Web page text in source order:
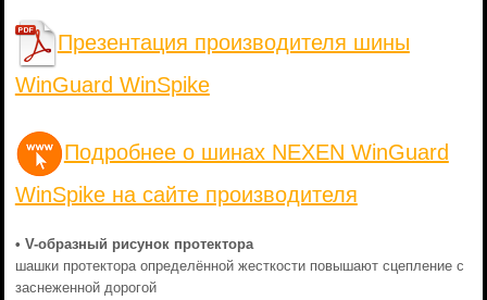
Презентация производителя шины
WinGuard WinSpike
Подробнее о шинах NEXEN WinGuard
WinSpike на сайте производителя
• V-образный рисунок протектора
шашки протектора определённой жесткости повышают сцепление с
заснеженной дорогой